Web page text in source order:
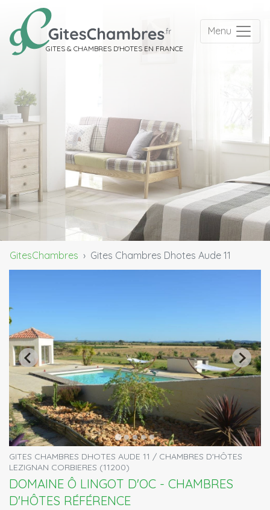
GITES & CHAMBRES D'HOTES EN FRANCE
Menu
GitesChambres Gites Chambres Dhotes Aude 11
GITES CHAMBRES DHOTES AUDE 11 / CHAMBRES D'HÔTES
LEZIGNAN CORBIERES (11200)
DOMAINE Ô LINGOT D'OC - CHAMBRES
D'HÔTES RÉFÉRENCE